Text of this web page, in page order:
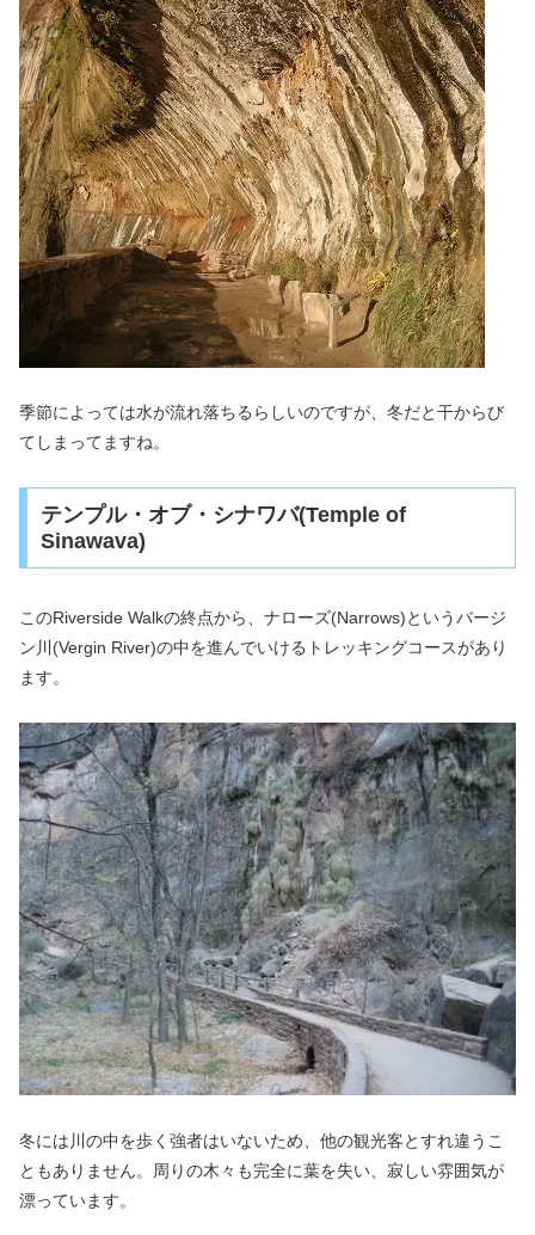
季節によっては水が流れ落ちるらしいのですが、冬だと干からび
てしまってますね。
テンプル・オブ・シナワバ(Temple of
Sinawava)
このRiverside Walkの終点から、ナローズ(Narrows)というバージ
ン川(Vergin River)の中を進んでいけるトレッキングコースがあり
ます。
冬には川の中を歩く強者はいないため、他の観光客とすれ違うこ
ともありません。周りの木々も完全に葉を失い、寂しい雰囲気が
漂っています。